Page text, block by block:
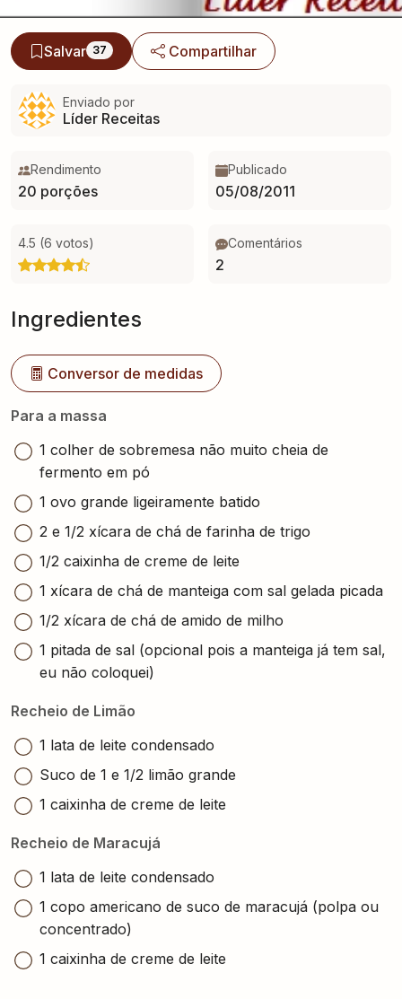
Salvar 37 Compartilhar
Enviado por
Líder Receitas
Rendimento
20 porções
Publicado
05/08/2011
4.5 (6 votos) Comentários
2
Ingredientes
Conversor de medidas
Para a massa
1 colher de sobremesa não muito cheia de
fermento em pó
1 ovo grande ligeiramente batido
2 e 1/2 xícara de chá de farinha de trigo
1/2 caixinha de creme de leite
1 xícara de chá de manteiga com sal gelada picada
1/2 xícara de chá de amido de milho
1 pitada de sal (opcional pois a manteiga já tem sal,
eu não coloquei)
Recheio de Limão
1 lata de leite condensado
Suco de 1 e 1/2 limão grande
1 caixinha de creme de leite
Recheio de Maracujá
1 lata de leite condensado
1 copo americano de suco de maracujá (polpa ou
concentrado)
1 caixinha de creme de leite